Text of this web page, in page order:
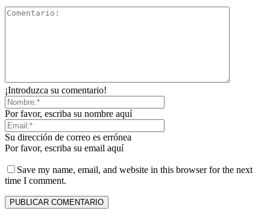
¡Introduzca su comentario!
Por favor, escriba su nombre aquí
Su dirección de correo es errónea
Por favor, escriba su email aquí
Save my name, email, and website in this browser for the next
time I comment.